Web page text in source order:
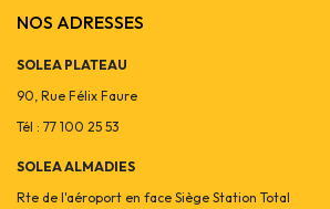
NOS ADRESSES
SOLEA PLATEAU
90, Rue Félix Faure
Tél : 77 100 25 53
SOLEA ALMADIES
Rte de l'aéroport en face Siège Station Total